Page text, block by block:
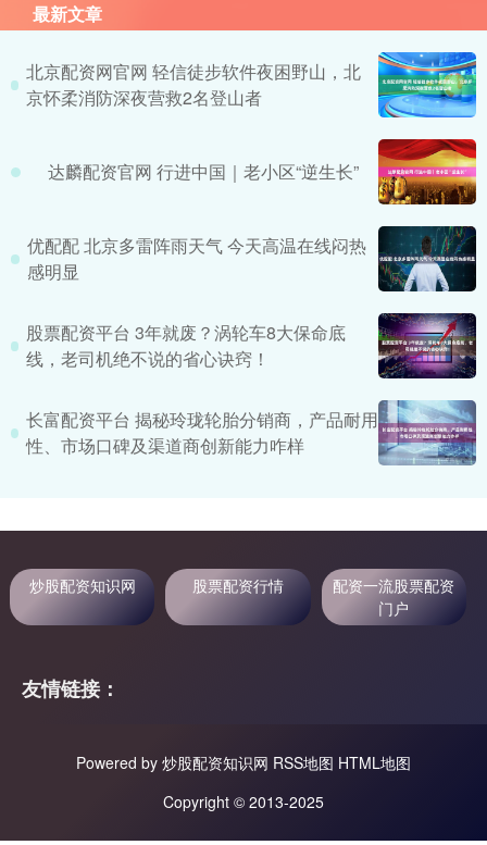
最新文章
北京配资网官网 轻信徒步软件夜困野山，北
京怀柔消防深夜营救2名登山者
达麟配资官网 行进中国｜老小区“逆生长”
优配配 北京多雷阵雨天气 今天高温在线闷热
感明显
股票配资平台 3年就废？涡轮车8大保命底
线，老司机绝不说的省心诀窍！
长富配资平台 揭秘玲珑轮胎分销商，产品耐用
性、市场口碑及渠道商创新能力咋样
炒股配资知识网 股票配资行情
配资一流股票配资
门户
友情链接：
Powered by 炒股配资知识网 RSS地图 HTML地图
Copyright © 2013-2025